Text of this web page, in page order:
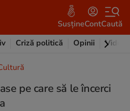
SusțineContCaută
Criză politică Opinii Video
pe care să le încerci